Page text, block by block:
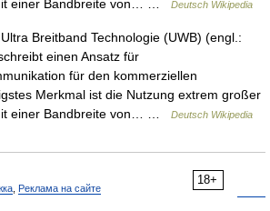
einer Bandbreite von… …
Deutsch Wikipedia
Breitband Technologie (UWB) (engl.:
einen Ansatz für
für den kommerziellen
Merkmal ist die Nutzung extrem großer
einer Bandbreite von… …
Deutsch Wikipedia
18+
Реклама на сайте